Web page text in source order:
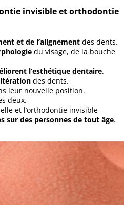
invisible et orthodontie
et de l’alignement des dents.
du visage, de la bouche
l’esthétique dentaire.
des dents.
leur nouvelle position.
deux.
et l’orthodontie invisible
sur des personnes de tout âge.